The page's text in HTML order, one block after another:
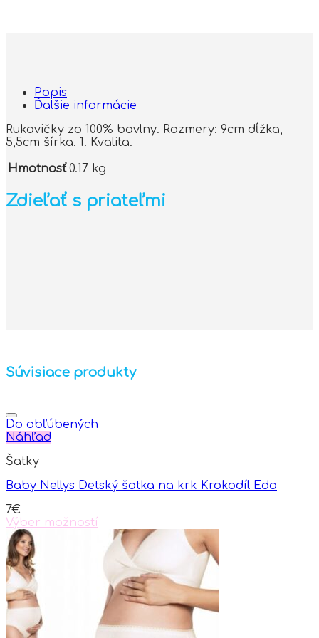
Popis
Ďalšie informácie
Rukavičky zo 100% bavlny. Rozmery: 9cm dĺžka,
5,5cm šírka. 1. Kvalita.
Hmotnosť 0.17 kg
Zdieľať s priateľmi
Súvisiace produkty
Do obľúbených
Náhľad
Šatky
Baby Nellys Detský šatka na krk Krokodíl Eda
7€
Výber možností
This
product
has
multiple
variants.
The
options
may